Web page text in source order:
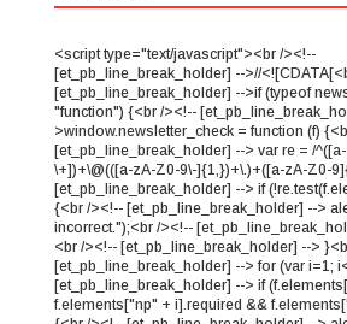
<script type="text/javascript"><br /><!--
[et_pb_line_break_holder] -->//
[et_pb_line_break_holder] -->if (typeof
"function") {<br /><!--
>window.newsletter_check = function (f)
[et_pb_line_break_holder] --> var re = /
\+])+\@(([a-zA-Z0-9\-]{1,})+\.)+([a-zA-Z0-
[et_pb_line_break_holder] --> if
{<br /><!-- [et_pb_line_break_holder] -->
incorrect.");<br /><!--
<br /><!-- [et_pb_line_break_holder] -->
[et_pb_line_break_holder] --> for (var i=1;
[et_pb_line_break_holder] --> if
f.elements["np" + i].required &&